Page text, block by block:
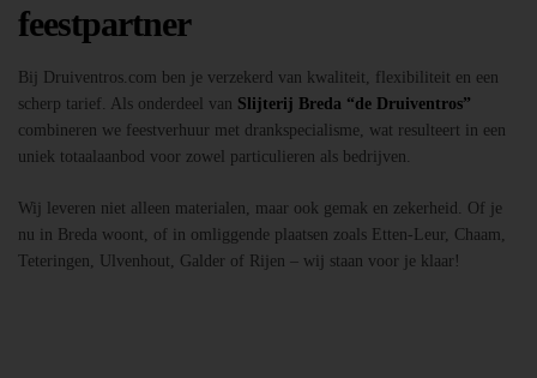
feestpartner
Bij Druiventros.com ben je verzekerd van kwaliteit, flexibiliteit en een
scherp tarief. Als onderdeel van Slijterij Breda “de Druiventros”
combineren we feestverhuur met drankspecialisme, wat resulteert in een
uniek totaalaanbod voor zowel particulieren als bedrijven.
Wij leveren niet alleen materialen, maar ook gemak en zekerheid. Of je
nu in Breda woont, of in omliggende plaatsen zoals Etten-Leur, Chaam,
Teteringen, Ulvenhout, Galder of Rijen – wij staan voor je klaar!